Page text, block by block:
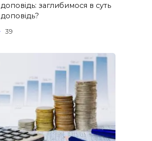
заглибимося в суть
39